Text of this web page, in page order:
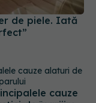
cauze
de îngrijire